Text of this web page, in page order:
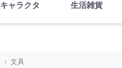
キャラクタ 生活雑貨
文具